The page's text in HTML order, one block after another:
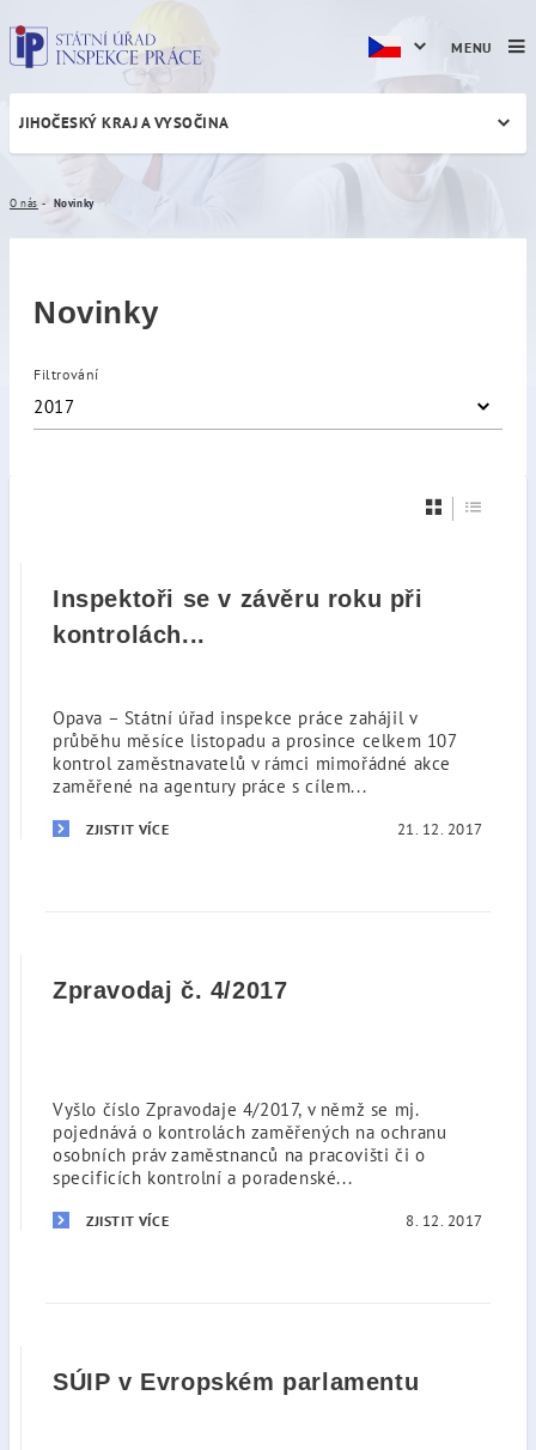
Novinky
JIHOČESKÝ KRAJ A VYSOČINA
O nás Novinky
Novinky
Filtrování
2017
Inspektoři se v závěru roku při
kontrolách...
Opava – Státní úřad inspekce práce zahájil v
průběhu měsíce listopadu a prosince celkem 107
kontrol zaměstnavatelů v rámci mimořádné akce
zaměřené na agentury práce s cílem...
ZJISTIT VÍCE 21. 12. 2017
Zpravodaj č. 4/2017
Vyšlo číslo Zpravodaje 4/2017, v němž se mj.
pojednává o kontrolách zaměřených na ochranu
osobních práv zaměstnanců na pracovišti či o
specificích kontrolní a poradenské...
ZJISTIT VÍCE 8. 12. 2017
SÚIP v Evropském parlamentu
MENU